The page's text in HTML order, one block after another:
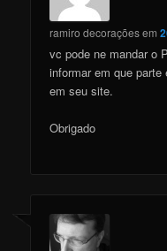
ramiro decoraçõesem
vc pode ne mandar o
informar em que
em seu site.
Obrigado